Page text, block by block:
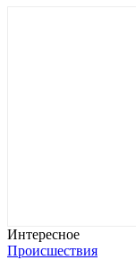
Интересное
Происшествия